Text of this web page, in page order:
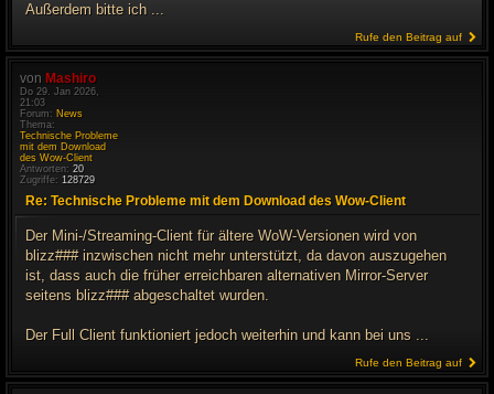
Außerdem bitte ich ...
Rufe den Beitrag auf
von Mashiro
Do 29. Jan 2026,
21:03
Forum: News
Thema:
Technische Probleme
mit dem Download
des Wow-Client
Antworten: 20
Zugriffe: 128729
Re: Technische Probleme mit dem Download des Wow-Client
Der Mini-/Streaming-Client für ältere WoW-Versionen wird von
blizz### inzwischen nicht mehr unterstützt, da davon auszugehen
ist, dass auch die früher erreichbaren alternativen Mirror-Server
seitens blizz### abgeschaltet wurden.
Der Full Client funktioniert jedoch weiterhin und kann bei uns ...
Rufe den Beitrag auf